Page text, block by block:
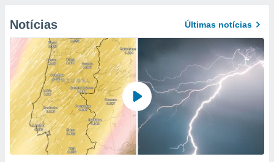
Notícias Últimas notícias